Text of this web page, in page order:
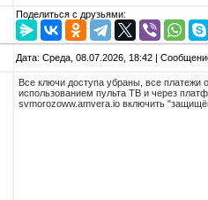
Поделиться с друзьями:
Дата: Среда, 08.07.2026, 18:42 |
Все ключи доступа убраны, все платежи
использованием пульта ТВ и через
svmorozoww.amvera.io включить